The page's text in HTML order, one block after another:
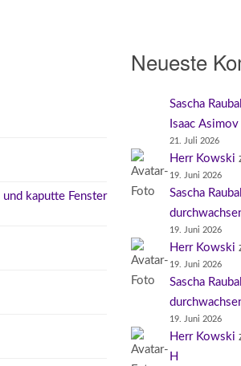
und kaputte Fenster
Neueste
Sascha
Isaac Asimov
21. Juli 2026
Herr Kowski
19. Juni 2026
Sascha
19. Juni 2026
Herr Kowski
19. Juni 2026
Sascha
19. Juni 2026
Herr Kowski
H